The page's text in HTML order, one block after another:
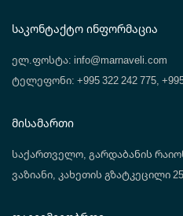
Საკონტაქტო Ინფორმაცია
ელ.ფოსტა: info@marnaveli.com
ტელეფონი: +995 322 242 775, +995
Მისამართი
საქართველო, გარდაბანის
ვაზიანი, კახეთის გზატკეცილი